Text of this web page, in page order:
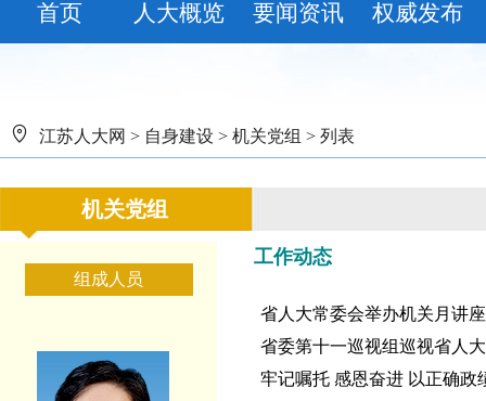
首页 人大概览 要闻资讯 权威发布
江苏人大网 > 自身建设 > 机关党组 > 列表
机关党组
组成人员
工作动态
省人大常委会举办机关月讲
省委第十一巡视组巡视省人
牢记嘱托 感恩奋进 以正确政